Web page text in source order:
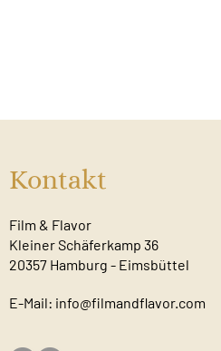
Kontakt
Film & Flavor
Kleiner Schäferkamp 36
20357 Hamburg - Eimsbüttel
E-Mail: info@filmandflavor.com